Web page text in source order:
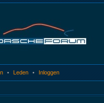
• Leden • Inloggen